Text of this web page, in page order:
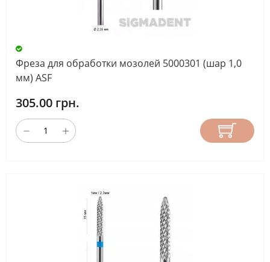
Фреза для обработки мозолей 5000301 (шар 1,0
мм) ASF
305.00 грн.